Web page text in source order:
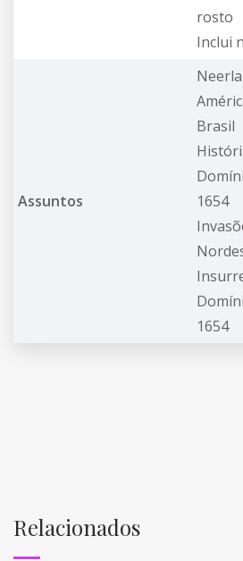
rosto
Inclui
Assuntos
Brasil
1654
1654
Relacionados